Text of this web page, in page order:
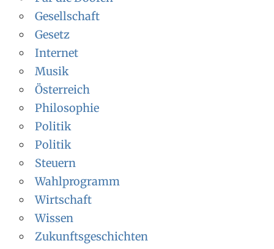
Gesellschaft
Gesetz
Internet
Musik
Österreich
Philosophie
Politik
Politik
Steuern
Wahlprogramm
Wirtschaft
Wissen
Zukunftsgeschichten